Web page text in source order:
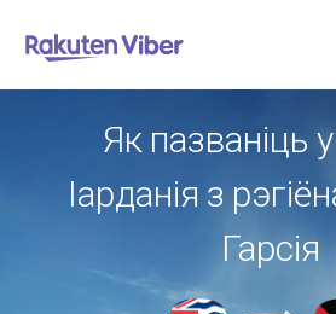
Як пазваніць
Іарданія з
Гарсія